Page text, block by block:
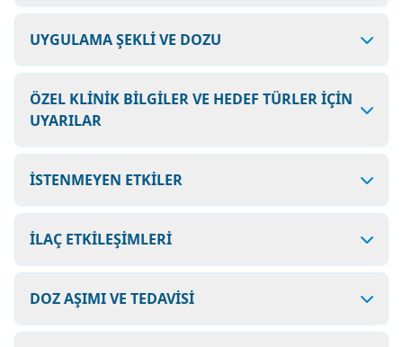
UYGULAMA ŞEKLİ VE DOZU
ÖZEL KLİNİK BİLGİLER VE HEDEF TÜRLER İÇİN
UYARILAR
İSTENMEYEN ETKİLER
İLAÇ ETKİLEŞİMLERİ
DOZ AŞIMI VE TEDAVİSİ